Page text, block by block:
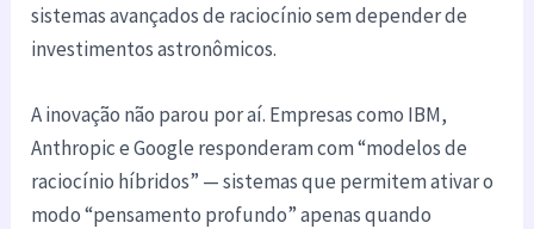
sistemas avançados de raciocínio sem depender de
investimentos astronômicos.
A inovação não parou por aí. Empresas como IBM,
Anthropic e Google responderam com “modelos de
raciocínio híbridos” — sistemas que permitem ativar o
modo “pensamento profundo” apenas quando